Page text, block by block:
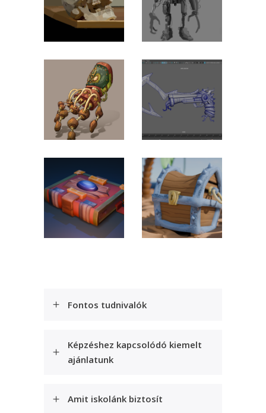
Fontos tudnivalók
Képzéshez kapcsolódó kiemelt
ajánlatunk
Amit iskolánk biztosít